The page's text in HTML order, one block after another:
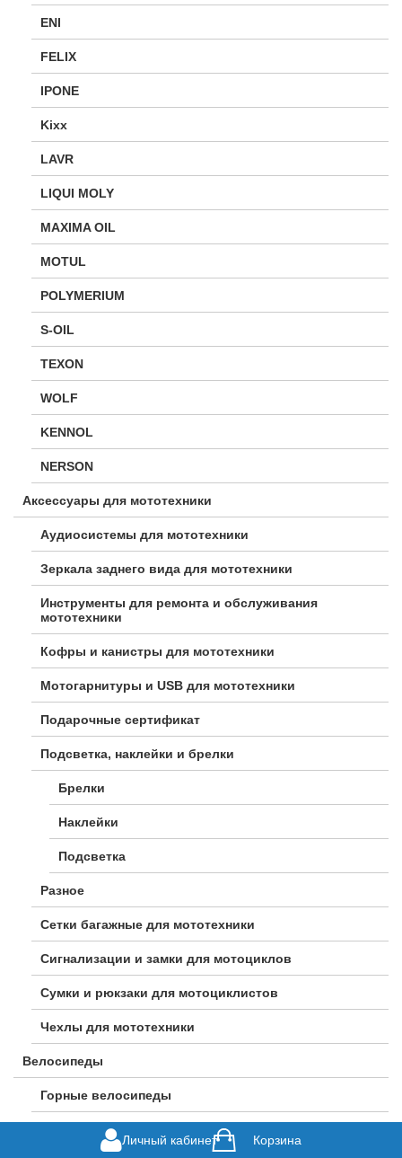
ENI
FELIX
IPONE
Kixx
LAVR
LIQUI MOLY
MAXIMA OIL
MOTUL
POLYMERIUM
S-OIL
TEXON
WOLF
KENNOL
NERSON
Аксессуары для мототехники
Аудиосистемы для мототехники
Зеркала заднего вида для мототехники
Инструменты для ремонта и обслуживания
мототехники
Кофры и канистры для мототехники
Мотогарнитуры и USB для мототехники
Подарочные сертификат
Подсветка, наклейки и брелки
Брелки
Наклейки
Подсветка
Разное
Сетки багажные для мототехники
Сигнализации и замки для мотоциклов
Сумки и рюкзаки для мотоциклистов
Чехлы для мототехники
Велосипеды
Горные велосипеды
Городские велосипеды
Личный кабинет Корзина